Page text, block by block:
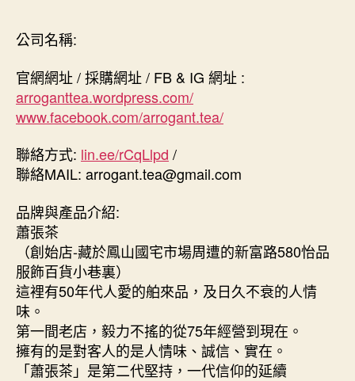
公司名稱:
官網網址 / 採購網址 / FB & IG 網址 :
arroganttea.wordpress.com/
www.facebook.com/arrogant.tea/
聯絡方式: lin.ee/rCqLlpd /
聯絡MAIL: arrogant.tea@gmail.com
品牌與產品介紹:
蕭張茶
（創始店-藏於鳳山國宅市場周遭的新富路580怡品
服飾百貨小巷裏）
這裡有50年代人愛的舶來品，及日久不衰的人情
味。
第一間老店，毅力不搖的從75年經營到現在。
擁有的是對客人的是人情味、誠信、實在。
「蕭張茶」是第二代堅持，一代信仰的延續